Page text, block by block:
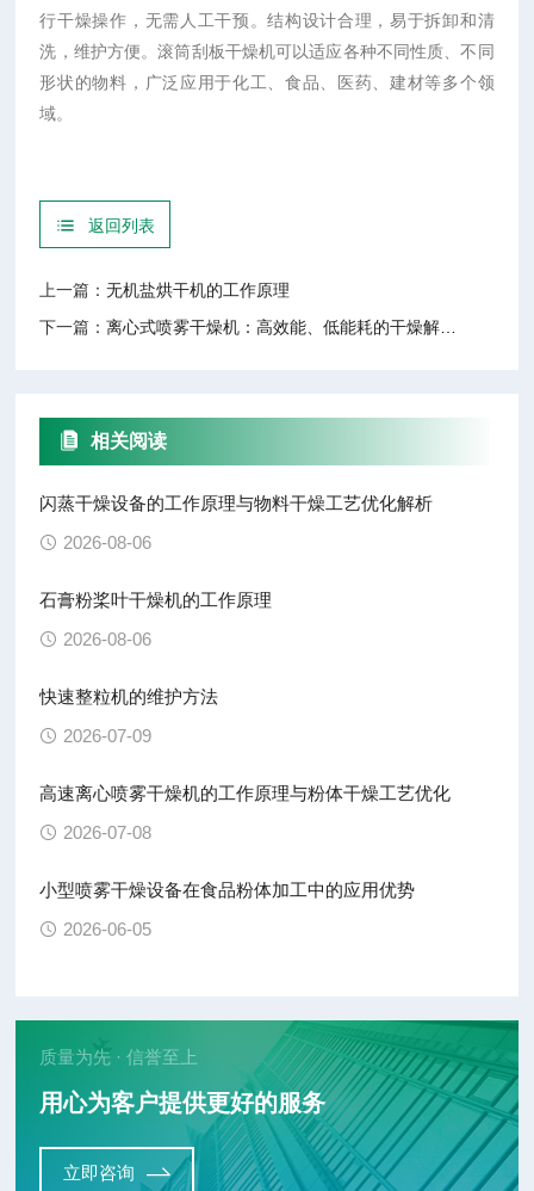
行干燥操作，无需人工干预。结构设计合理，易于拆卸和清
洗，维护方便。滚筒刮板干燥机可以适应各种不同性质、不同
形状的物料，广泛应用于化工、食品、医药、建材等多个领
域。
返回列表
上一篇：无机盐烘干机的工作原理
下一篇：离心式喷雾干燥机：高效能、低能耗的干燥解决方案
相关阅读
闪蒸干燥设备的工作原理与物料干燥工艺优化解析
2026-08-06
石膏粉桨叶干燥机的工作原理
2026-08-06
快速整粒机的维护方法
2026-07-09
高速离心喷雾干燥机的工作原理与粉体干燥工艺优化
2026-07-08
小型喷雾干燥设备在食品粉体加工中的应用优势
2026-06-05
质量为先 · 信誉至上
用心为客户提供更好的服务
立即咨询